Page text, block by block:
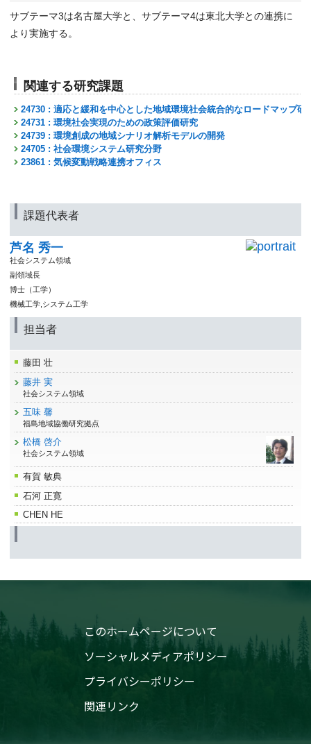
サブテーマ3は名古屋大学と、サブテーマ4は東北大学との連携に
より実施する。
関連する研究課題
24730 : 適応と緩和を中心とした地域環境社会統合的なロードマップ研
24731 : 環境社会実現のための政策評価研究
24739 : 環境創成の地域シナリオ解析モデルの開発
24705 : 社会環境システム研究分野
23861 : 気候変動戦略連携オフィス
課題代表者
芦名 秀一
社会システム領域
副領域長
博士（工学）
機械工学,システム工学
担当者
藤田 壮
藤井 実
社会システム領域
五味 馨
福島地域協働研究拠点
松橋 啓介
社会システム領域
有賀 敏典
石河 正寛
CHEN HE
このホームページについて
ソーシャルメディアポリシー
プライバシーポリシー
関連リンク